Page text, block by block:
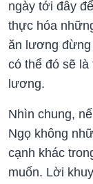
ngày tới đây
thực hóa
ăn lương đừng
có thể đó sẽ
lương.
Nhìn chung,
Ngọ không
cạnh khác
muốn. Lời